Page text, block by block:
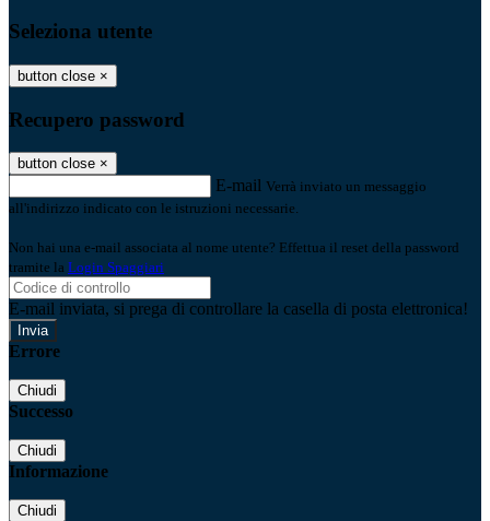
Seleziona utente
button close ×
Recupero password
button close ×
E-mail Verrà inviato un messaggio
all'indirizzo indicato con le istruzioni necessarie.
Non hai una e-mail associata al nome utente? Effettua il reset della password
tramite la Login Spaggiari
E-mail inviata, si prega di controllare la casella di posta elettronica!
Errore
Chiudi
Successo
Chiudi
Informazione
Chiudi